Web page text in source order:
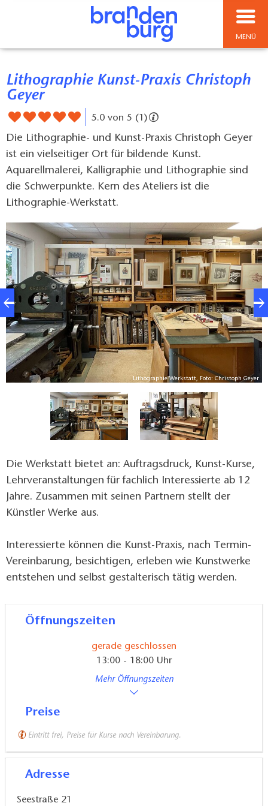
MENÜ
Lithographie Kunst-Praxis Christoph
Geyer
5.0 von 5 (1)
Die Lithographie- und Kunst-Praxis Christoph Geyer
ist ein vielseitiger Ort für bildende Kunst.
Aquarellmalerei, Kalligraphie und Lithographie sind
die Schwerpunkte. Kern des Ateliers ist die
Lithographie-Werkstatt.
Lithographie Werkstatt, Foto: Christoph Geyer
Die Werkstatt bietet an: Auftragsdruck, Kunst-Kurse,
Lehrveranstaltungen für fachlich Interessierte ab 12
Jahre. Zusammen mit seinen Partnern stellt der
Künstler Werke aus.
Interessierte können die Kunst-Praxis, nach Termin-
Vereinbarung, besichtigen, erleben wie Kunstwerke
entstehen und selbst gestalterisch tätig werden.
Öffnungszeiten
gerade geschlossen
13:00 - 18:00 Uhr
Mehr Öffnungszeiten
Preise
Eintritt frei, Preise für Kurse nach Vereinbarung.
Adresse
Seestraße 21